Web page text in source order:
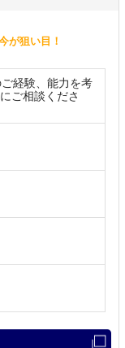
が狙い目！
経験、能力を考
ご相談くださ